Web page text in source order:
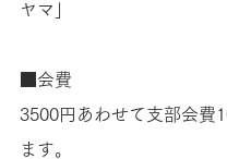
ヤマ」
■会費
3500円あわせて支部会費
ます。